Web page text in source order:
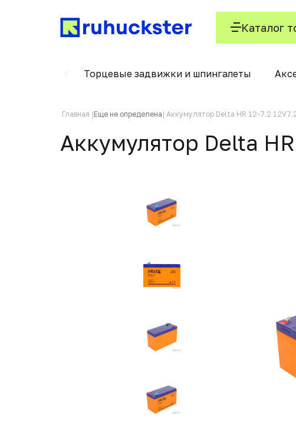
Каталог
Торцевые задвижки и шпингалеты
Главная Еще не определена Аккумулятор Delta HR 12-7.2
Аккумулятор Delta